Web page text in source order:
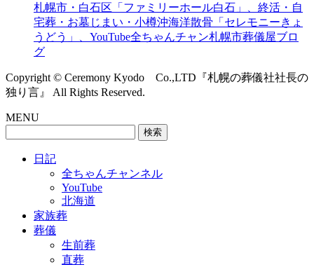
札幌市・白石区「ファミリーホール白石」、終活・自
宅葬・お墓じまい・小樽沖海洋散骨「セレモニーきょ
うどう」、YouTube全ちゃんチャン札幌市葬儀屋ブロ
グ
Copyright © Ceremony Kyodo Co.,LTD『札幌の葬儀社社長の
独り言』 All Rights Reserved.
MENU
日記
全ちゃんチャンネル
YouTube
北海道
家族葬
葬儀
生前葬
直葬